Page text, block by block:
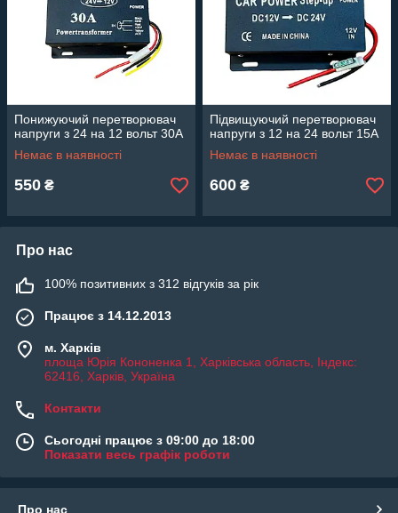
Понижуючий перетворювач
напруги з 24 на 12 вольт 30A
Немає в наявності
550 ₴
Підвищуючий перетворювач
напруги з 12 на 24 вольт 15A
Немає в наявності
600 ₴
Про нас
100% позитивних з 312 відгуків за рік
Працює з 14.12.2013
м. Харків
площа Юрія Кононенка 1, Харківська область, Індекс:
62416, Харків, Україна
Контакти
Сьогодні працює з 09:00 до 18:00
Показати весь графік роботи
Про нас